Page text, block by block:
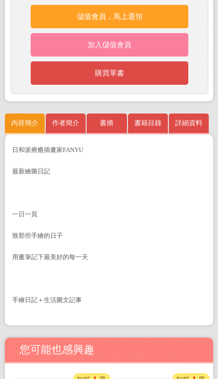
儲值會員，馬上選領
加入儲值會員
購買單書
內容簡介 作者簡介 書摘 書籍目錄 詳細資料
日和派療癒插畫家FANYU
最新繪圖日記
一日一頁
致那些手繪的日子
用畫筆記下最美好的每一天
手繪日記＋生活圖文記事
您可能也感興趣